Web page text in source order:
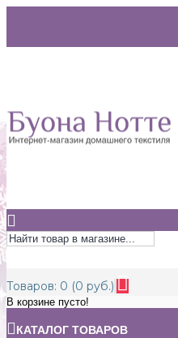
Товаров: 0 (0 руб.)
В корзине пусто!
КАТАЛОГ ТОВАРОВ